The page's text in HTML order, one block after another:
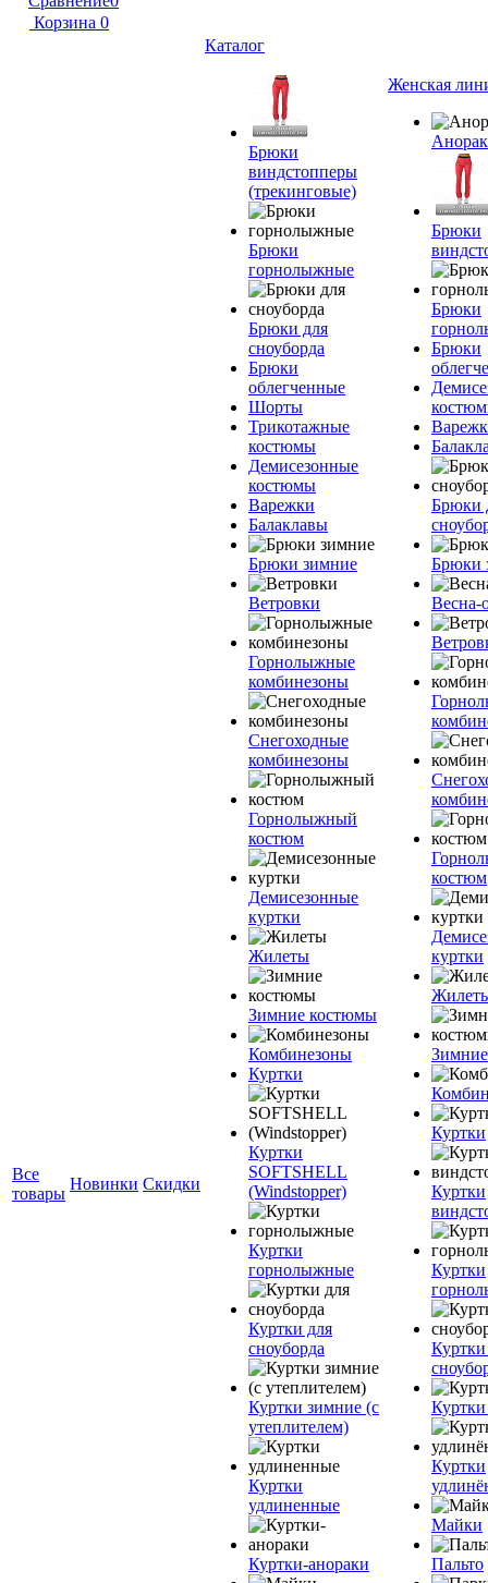
Корзина 0
Все
товары
Новинки Скидки
Каталог
Брюки
виндстопперы
(трекинговые)
Брюки
горнолыжные
Брюки для
сноуборда
Брюки
облегченные
Шорты
Трикотажные
костюмы
Демисезонные
костюмы
Варежки
Балаклавы
Брюки зимние
Ветровки
Горнолыжные
комбинезоны
Снегоходные
комбинезоны
Горнолыжный
костюм
Демисезонные
куртки
Жилеты
Зимние костюмы
Комбинезоны
Куртки
Куртки
SOFTSHELL
(Windstopper)
Куртки
горнолыжные
Куртки для
сноуборда
Куртки зимние (с
утеплителем)
Куртки
удлиненные
Куртки-анораки
Женская
Брюки
Брюки
Брюки
Брюки
Брюки
Весна-
костюм
куртки
Куртки
Куртки
Куртки
Куртки
Куртки
Майки
Пальто